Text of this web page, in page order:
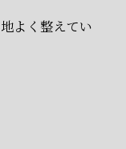
よく整えてい